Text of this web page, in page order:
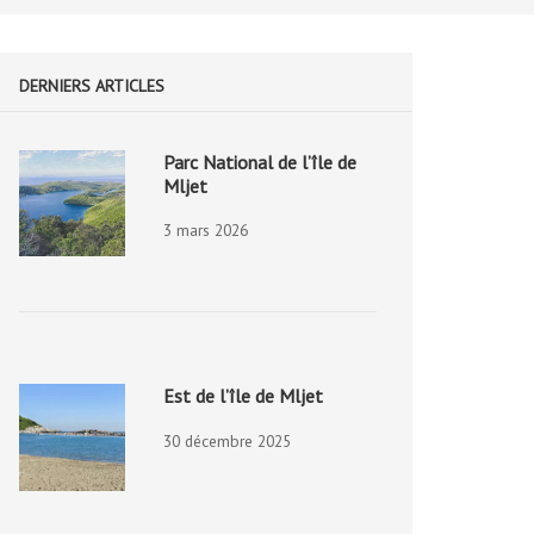
DERNIERS ARTICLES
Parc National de l’île de
Mljet
3 mars 2026
Est de l’île de Mljet
30 décembre 2025